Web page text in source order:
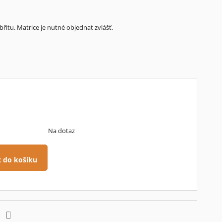
Matrice je nutné objednat zvlášť.
Na dotaz
do košíku